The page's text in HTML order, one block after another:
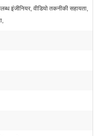
इंजीनियर, वीडियो तकनीकी सहायता,